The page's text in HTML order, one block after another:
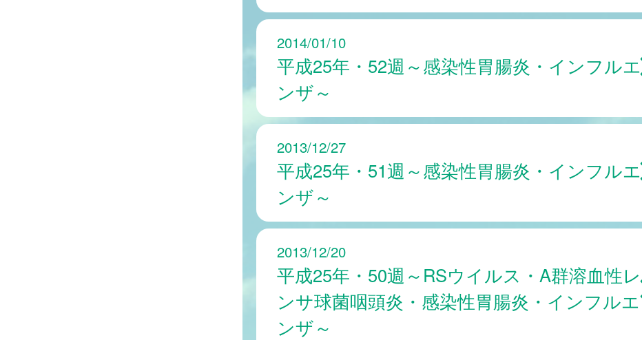
2014/01/10
平成25年・52週～感染性胃腸炎・インフルエ
ンザ～
2013/12/27
平成25年・51週～感染性胃腸炎・インフルエ
ンザ～
2013/12/20
平成25年・50週～RSウイルス・A群溶血性レ
ンサ球菌咽頭炎・感染性胃腸炎・インフルエ
ンザ～